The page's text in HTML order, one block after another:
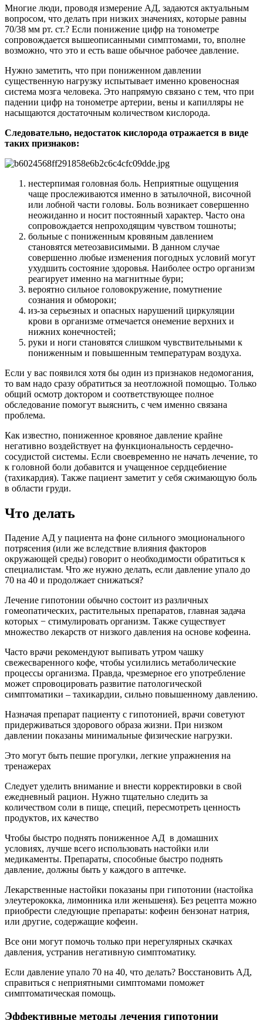
Многие люди, проводя измерение АД, задаются актуальным
вопросом, что делать при низких значениях, которые равны
70/38 мм рт. ст.? Если понижение цифр на тонометре
сопровождается вышеописанными симптомами, то, вполне
возможно, что это и есть ваше обычное рабочее давление.
Нужно заметить, что при пониженном давлении
существенную нагрузку испытывает именно кровеносная
система мозга человека. Это напрямую связано с тем, что при
падении цифр на тонометре артерии, вены и капилляры не
насыщаются достаточным количеством кислорода.
Следовательно, недостаток кислорода отражается в виде
таких признаков:
нестерпимая головная боль. Неприятные ощущения
чаще прослеживаются именно в затылочной, височной
или лобной части головы. Боль возникает совершенно
неожиданно и носит постоянный характер. Часто она
сопровождается непроходящим чувством тошноты;
больные с пониженным кровяным давлением
становятся метеозависимыми. В данном случае
совершенно любые изменения погодных условий могут
ухудшить состояние здоровья. Наиболее остро организм
реагирует именно на магнитные бури;
вероятно сильное головокружение, помутнение
сознания и обмороки;
из-за серьезных и опасных нарушений циркуляции
крови в организме отмечается онемение верхних и
нижних конечностей;
руки и ноги становятся слишком чувствительными к
пониженным и повышенным температурам воздуха.
Если у вас появился хотя бы один из признаков недомогания,
то вам надо сразу обратиться за неотложной помощью. Только
общий осмотр доктором и соответствующее полное
обследование помогут выяснить, с чем именно связана
проблема.
Как известно, пониженное кровяное давление крайне
негативно воздействует на функциональность сердечно-
сосудистой системы. Если своевременно не начать лечение, то
к головной боли добавится и учащенное сердцебиение
(тахикардия). Также пациент заметит у себя сжимающую боль
в области груди.
Что делать
Падение АД у пациента на фоне сильного эмоционального
потрясения (или же вследствие влияния факторов
окружающей среды) говорит о необходимости обратиться к
специалистам. Что же нужно делать, если давление упало до
70 на 40 и продолжает снижаться?
Лечение гипотонии обычно состоит из различных
гомеопатических, растительных препаратов, главная задача
которых − стимулировать организм. Также существует
множество лекарств от низкого давления на основе кофеина.
Часто врачи рекомендуют выпивать утром чашку
свежесваренного кофе, чтобы усилились метаболические
процессы организма. Правда, чрезмерное его употребление
может спровоцировать развитие патологической
симптоматики – тахикардии, сильно повышенному давлению.
Назначая препарат пациенту с гипотонией, врачи советуют
придерживаться здорового образа жизни. При низком
давлении показаны минимальные физические нагрузки.
Это могут быть пешие прогулки, легкие упражнения на
тренажерах
Следует уделить внимание и внести корректировки в свой
ежедневный рацион. Нужно тщательно следить за
количеством соли в пище, специй, пересмотреть ценность
продуктов, их качество
Чтобы быстро поднять пониженное АД в домашних
условиях, лучше всего использовать настойки или
медикаменты. Препараты, способные быстро поднять
давление, должны быть у каждого в аптечке.
Лекарственные настойки показаны при гипотонии (настойка
элеутерококка, лимонника или женьшеня). Без рецепта можно
приобрести следующие препараты: кофеин бензонат натрия,
или другие, содержащие кофеин.
Все они могут помочь только при нерегулярных скачках
давления, устранив негативную симптоматику.
Если давление упало 70 на 40, что делать? Восстановить АД,
справиться с неприятными симптомами поможет
симптоматическая помощь.
Эффективные методы лечения гипотонии